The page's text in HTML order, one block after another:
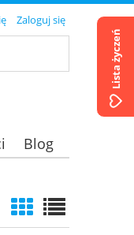
Zaloguj się
Blog
Lista życzeń